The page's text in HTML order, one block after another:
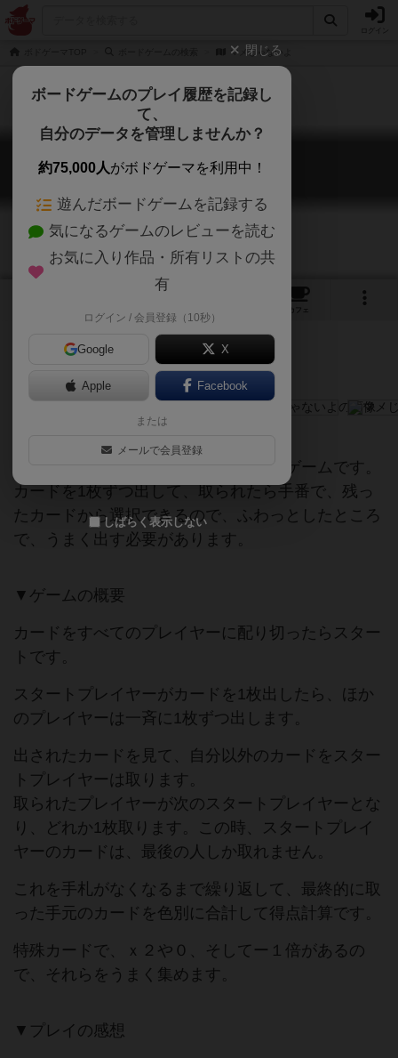
マメじゃないよ
マメじゃないよ
Nicht die Bohne!
カフェ
カードをうまく集めて、得点をかせぐゲームです。
カードを1枚ずつ出して、取られたら手番で、残っ
たカードから選択できるので、ふわっとしたところ
で、うまく出す必要があります。
▼ゲームの概要
カードをすべてのプレイヤーに配り切ったらスター
トです。
スタートプレイヤーがカードを1枚出したら、ほか
のプレイヤーは一斉に1枚ずつ出します。
出されたカードを見て、自分以外のカードをスター
トプレイヤーは取ります。
取られたプレイヤーが次のスタートプレイヤーとな
り、どれか1枚取ります。この時、スタートプレイ
ヤーのカードは、最後の人しか取れません。
これを手札がなくなるまで繰り返して、最終的に取
った手元のカードを色別に合計して得点計算です。
特殊カードで、ｘ２や０、そしてー１倍があるの
で、それらをうまく集めます。
▼プレイの感想
閉じる
ボードゲームのプレイ履歴を記録し
て、
自分のデータを管理しませんか？
約75,000人がボドゲーマを利用中！
遊んだボードゲームを記録する
気になるゲームのレビューを読む
お気に入り作品・所有リストの共
有
ログイン / 会員登録（10秒）
Google X
Apple Facebook
または
メールで会員登録
しばらく表示しない